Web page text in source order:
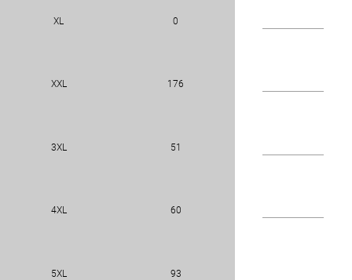
XL 0
XXL 176
3XL 51
4XL 60
5XL 93